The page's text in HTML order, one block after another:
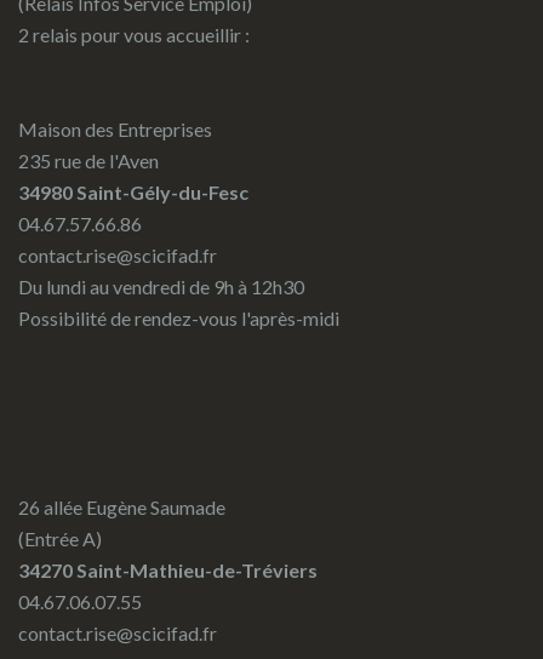
2 relais pour vous accueillir :
Maison des Entreprises
235 rue de l'Aven
34980 Saint-Gély-du-Fesc
04.67.57.66.86
contact.rise@scicifad.fr
Du lundi au vendredi de 9h à 12h30
Possibilité de rendez-vous l'après-midi
26 allée Eugène Saumade
(Entrée A)
34270 Saint-Mathieu-de-Tréviers
04.67.06.07.55
contact.rise@scicifad.fr